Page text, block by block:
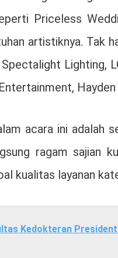
Priceless
artistiknya. Tak
Spectalight
acara ini
ragam sajian
kualitas layanan
Kedokteran